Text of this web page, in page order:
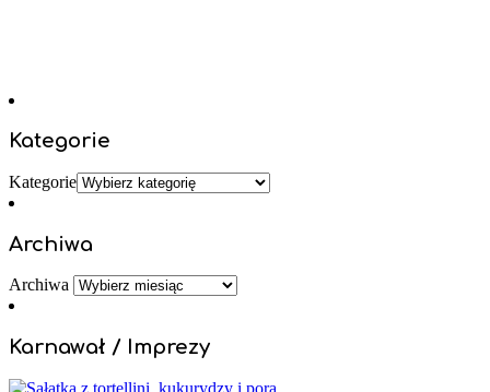
Kategorie
Kategorie
Archiwa
Archiwa
Karnawał / Imprezy